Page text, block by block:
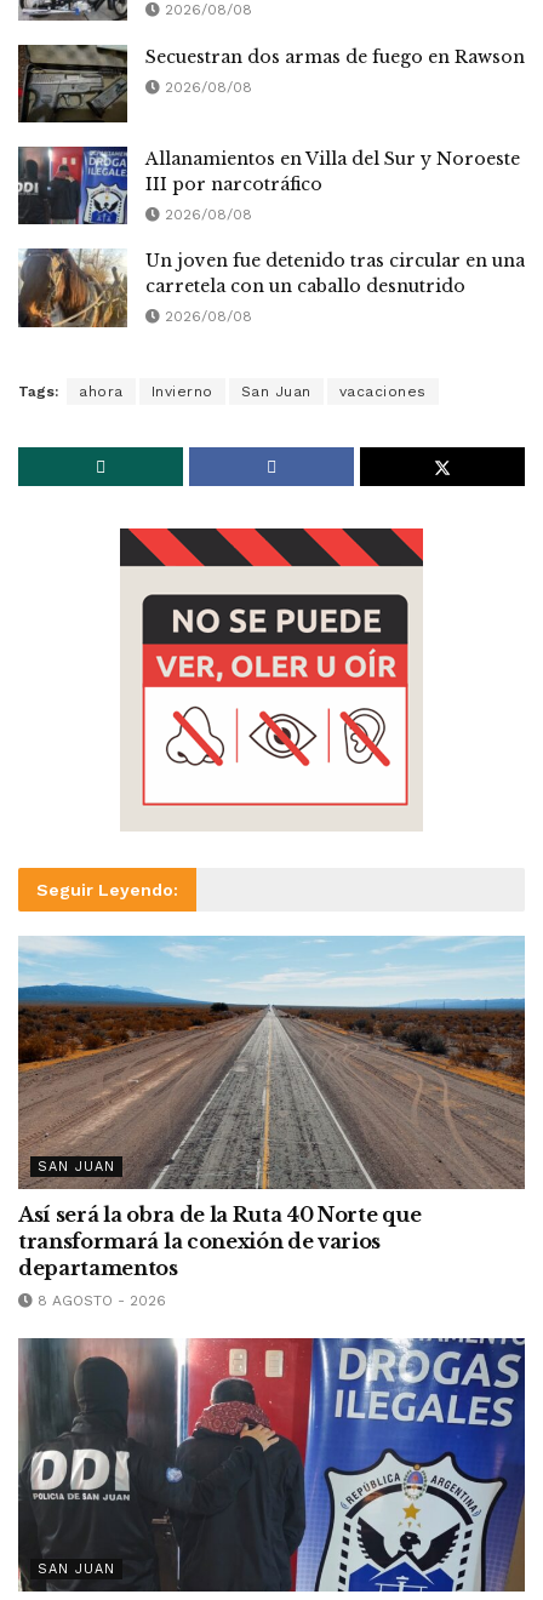
2026/08/08
Secuestran dos armas de fuego en Rawson
2026/08/08
Allanamientos en Villa del Sur y Noroeste
III por narcotráfico
2026/08/08
Un joven fue detenido tras circular en una
carretela con un caballo desnutrido
2026/08/08
Tags: ahora Invierno San Juan vacaciones
Seguir Leyendo:
SAN JUAN
Así será la obra de la Ruta 40 Norte que
transformará la conexión de varios
departamentos
8 AGOSTO - 2026
SAN JUAN